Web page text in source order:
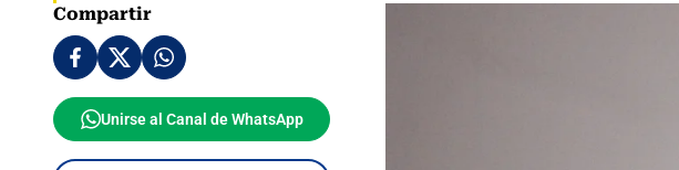
Compartir
Unirse al Canal de WhatsApp